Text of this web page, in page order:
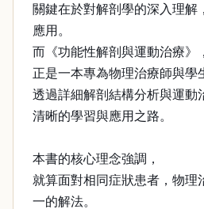
關鍵在於對解剖學的深入理解
應用。
而《功能性解剖與運動治療》，
正是一本專為物理治療師與學
透過詳細解剖結構分析與運動
清晰的學習與應用之路。
本書的核心理念強調，
就算面對相同症狀患者，物理
一的解法。